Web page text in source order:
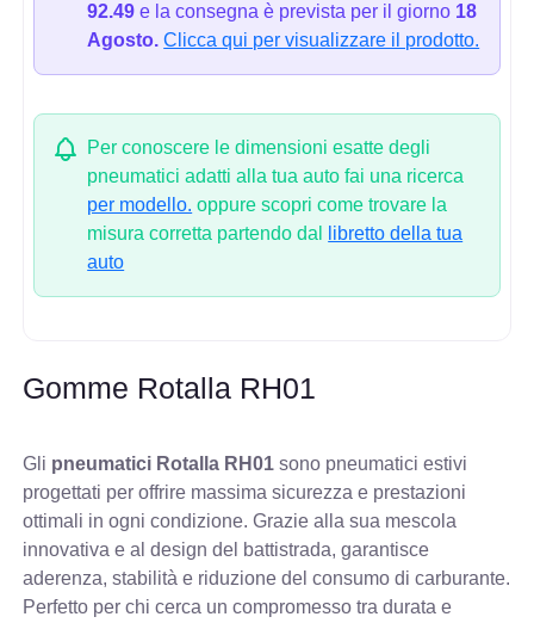
92.49 e la consegna è prevista per il giorno 18
Agosto. Clicca qui per visualizzare il prodotto.
Per conoscere le dimensioni esatte degli
pneumatici adatti alla tua auto fai una ricerca
per modello. oppure scopri come trovare la
misura corretta partendo dal
libretto della tua
auto
Gomme Rotalla RH01
Gli pneumatici Rotalla RH01 sono pneumatici estivi
progettati per offrire massima sicurezza e prestazioni
ottimali in ogni condizione. Grazie alla sua mescola
innovativa e al design del battistrada, garantisce
aderenza, stabilità e riduzione del consumo di carburante.
Perfetto per chi cerca un compromesso tra durata e